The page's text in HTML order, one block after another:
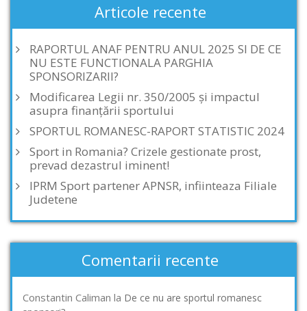
Articole recente
RAPORTUL ANAF PENTRU ANUL 2025 SI DE CE
NU ESTE FUNCTIONALA PARGHIA
SPONSORIZARII?
Modificarea Legii nr. 350/2005 și impactul
asupra finanțării sportului
SPORTUL ROMANESC-RAPORT STATISTIC 2024
Sport in Romania? Crizele gestionate prost,
prevad dezastrul iminent!
IPRM Sport partener APNSR, infiinteaza Filiale
Judetene
Comentarii recente
Constantin Caliman la De ce nu are sportul romanesc